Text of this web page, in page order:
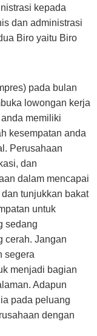
kepada
dan administrasi
Biro yaitu Biro
pada bulan
lowongan kerja
memiliki
kesempatan anda
Perusahaan
dan
dalam mencapai
tunjukkan bakat
untuk
sedang
cerah. Jangan
segera
menjadi bagian
Adapun
pada peluang
dengan